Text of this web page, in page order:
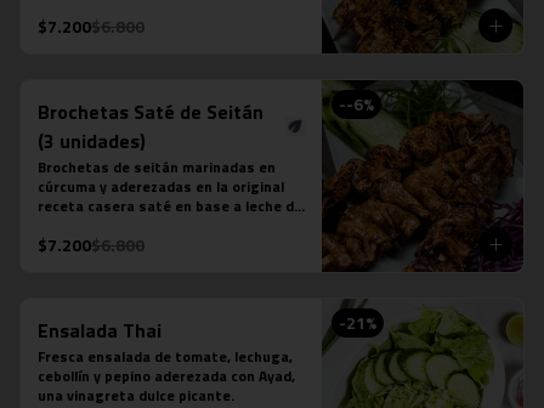
$7.200$6.800
--6%
Brochetas Saté de Seitán
(3 unidades)
Brochetas de seitán marinadas en
cúrcuma y aderezadas en la original
receta casera saté en base a leche de
cilantro, tamarindo y ají.
$7.200$6.800
-21%
Ensalada Thai
Fresca ensalada de tomate, lechuga,
cebollín y pepino aderezada con Ayad,
una vinagreta dulce picante.